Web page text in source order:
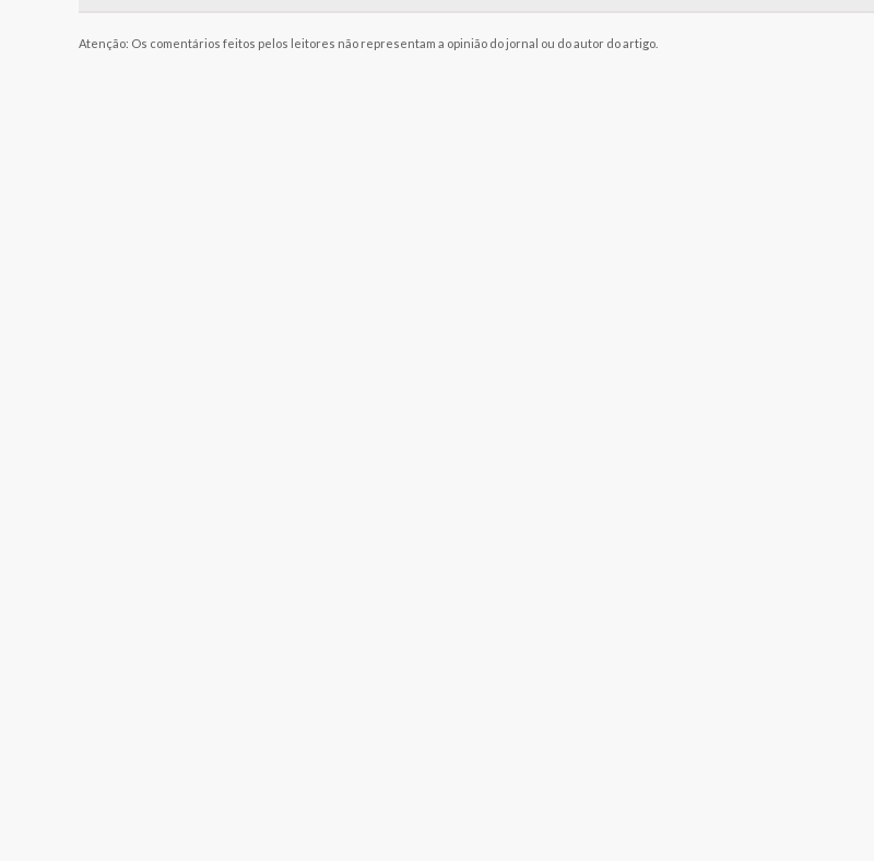
Atenção: Os comentários feitos pelos leitores não representam a opinião do jornal ou do autor do artigo.